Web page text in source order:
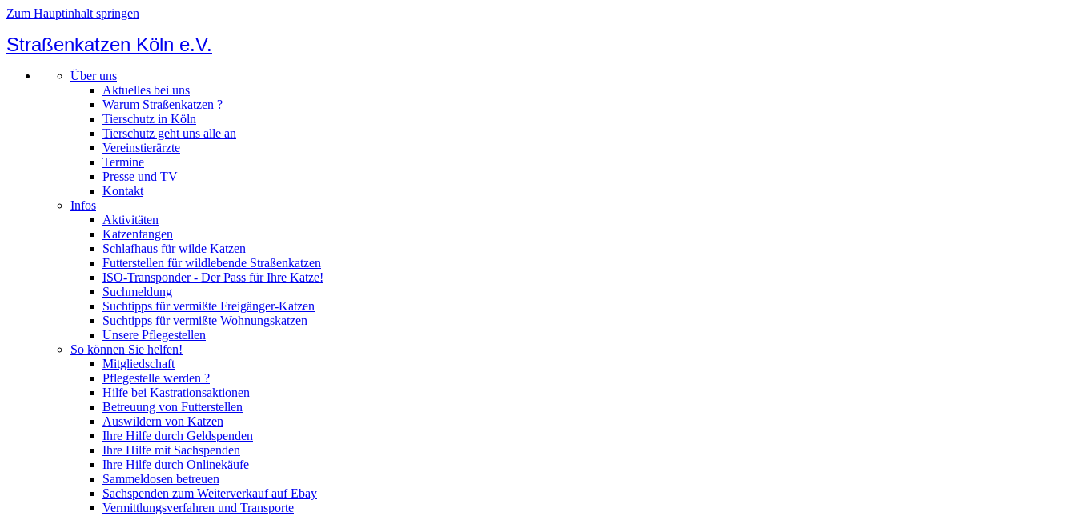
Zum Hauptinhalt springen
Straßenkatzen Köln e.V.
Über uns
Aktuelles bei uns
Warum Straßenkatzen ?
Tierschutz in Köln
Tierschutz geht uns alle an
Vereinstierärzte
Termine
Presse und TV
Kontakt
Infos
Aktivitäten
Katzenfangen
Schlafhaus für wilde Katzen
Futterstellen für wildlebende Straßenkatzen
ISO-Transponder - Der Pass für Ihre Katze!
Suchmeldung
Suchtipps für vermißte Freigänger-Katzen
Suchtipps für vermißte Wohnungskatzen
Unsere Pflegestellen
So können Sie helfen!
Mitgliedschaft
Pflegestelle werden ?
Hilfe bei Kastrationsaktionen
Betreuung von Futterstellen
Auswildern von Katzen
Ihre Hilfe durch Geldspenden
Ihre Hilfe mit Sachspenden
Ihre Hilfe durch Onlinekäufe
Sammeldosen betreuen
Sachspenden zum Weiterverkauf auf Ebay
Vermittlungsverfahren und Transporte